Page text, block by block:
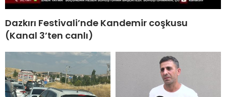
Dazkırı Festivali’nde Kandemir coşkusu
(Kanal 3’ten canlı)